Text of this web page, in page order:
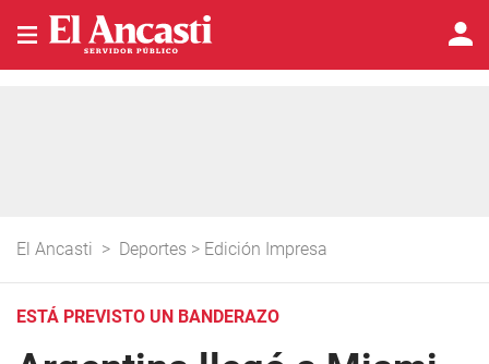
El Ancasti > Deportes > Edición Impresa
ESTÁ PREVISTO UN BANDERAZO